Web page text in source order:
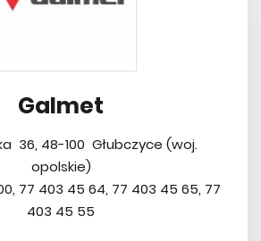
Galmet
36, 48-100 Głubczyce (woj.
opolskie)
77 403 45 64, 77 403 45 65, 77
403 45 55